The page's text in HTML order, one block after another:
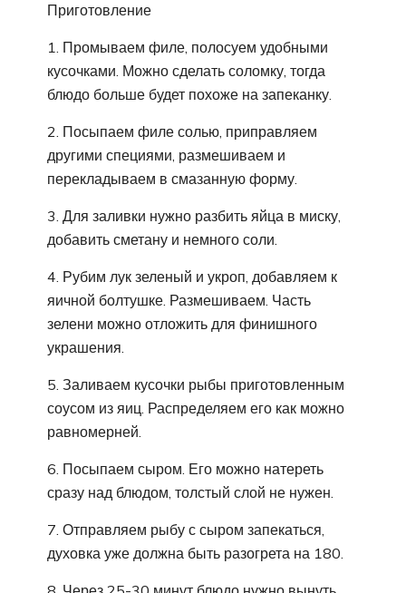
Приготовление
1. Промываем филе, полосуем удобными
кусочками. Можно сделать соломку, тогда
блюдо больше будет похоже на запеканку.
2. Посыпаем филе солью, приправляем
другими специями, размешиваем и
перекладываем в смазанную форму.
3. Для заливки нужно разбить яйца в миску,
добавить сметану и немного соли.
4. Рубим лук зеленый и укроп, добавляем к
яичной болтушке. Размешиваем. Часть
зелени можно отложить для финишного
украшения.
5. Заливаем кусочки рыбы приготовленным
соусом из яиц. Распределяем его как можно
равномерней.
6. Посыпаем сыром. Его можно натереть
сразу над блюдом, толстый слой не нужен.
7. Отправляем рыбу с сыром запекаться,
духовка уже должна быть разогрета на 180.